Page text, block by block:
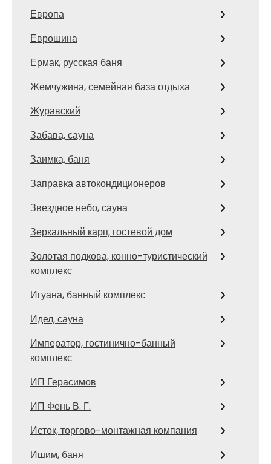
Европа
Еврошина
Ермак, русская баня
Жемчужина, семейная база отдыха
Журавский
Забава, сауна
Заимка, баня
Заправка автокондиционеров
Звездное небо, сауна
Зеркальный карп, гостевой дом
Золотая подкова, конно-туристический
комплекс
Игуана, банный комплекс
Идел, сауна
Император, гостинично-банный
комплекс
ИП Герасимов
ИП Фень В. Г.
Исток, торгово-монтажная компания
Ишим, баня